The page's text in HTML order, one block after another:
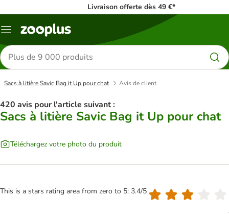
Livraison offerte dès 49 €*
Menu
Rechercher
des
produits
Sacs à litière Savic Bag it Up pour chat Avis de client
420 avis pour l'article suivant :
Sacs à litière Savic Bag it Up pour chat
Téléchargez votre photo du produit
This is a stars rating area from zero to 5: 3.4/5